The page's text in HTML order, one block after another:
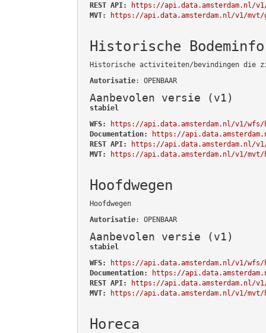
REST API:
https://api.data.amsterdam.nl/
MVT:
https://api.data.amsterdam.nl/v1/mvt/
Historische
Historische activiteiten/bevindingen die
Autorisatie: OPENBAAR
Aanbevolen versie (v1)
stabiel
WFS:
https://api.data.amsterdam.nl/v1/wfs/
Documentation:
https://
REST API:
https://api.data.amsterdam.nl/
MVT:
https://api.data.amsterdam.nl/v1/mvt/
Hoofdwegen
Hoofdwegen
Autorisatie: OPENBAAR
Aanbevolen versie (v1)
stabiel
WFS:
https://api.data.amsterdam.nl/v1/wfs/
Documentation:
https://
REST API:
https://api.data.amsterdam.nl/
MVT:
https://api.data.amsterdam.nl/v1/mvt/
Horeca